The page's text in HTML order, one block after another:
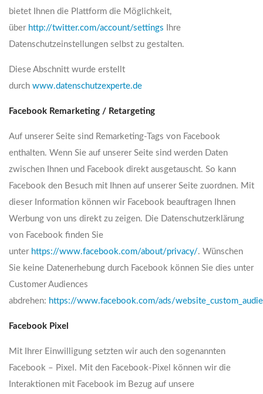
bietet Ihnen die Plattform die Möglichkeit,
über http://twitter.com/account/settings Ihre
Datenschutzeinstellungen selbst zu gestalten.
Diese Abschnitt wurde erstellt
durch www.datenschutzexperte.de
Facebook Remarketing / Retargeting
Auf unserer Seite sind Remarketing-Tags von Facebook
enthalten. Wenn Sie auf unserer Seite sind werden Daten
zwischen Ihnen und Facebook direkt ausgetauscht. So kann
Facebook den Besuch mit Ihnen auf unserer Seite zuordnen. Mit
dieser Information können wir Facebook beauftragen Ihnen
Werbung von uns direkt zu zeigen. Die Datenschutzerklärung
von Facebook finden Sie
unter https://www.facebook.com/about/privacy/. Wünschen
Sie keine Datenerhebung durch Facebook können Sie dies unter
Customer Audiences
abdrehen: https://www.facebook.com/ads/
Facebook Pixel
Mit Ihrer Einwilligung setzten wir auch den sogenannten
Facebook – Pixel. Mit den Facebook-Pixel können wir die
Interaktionen mit Facebook im Bezug auf unsere